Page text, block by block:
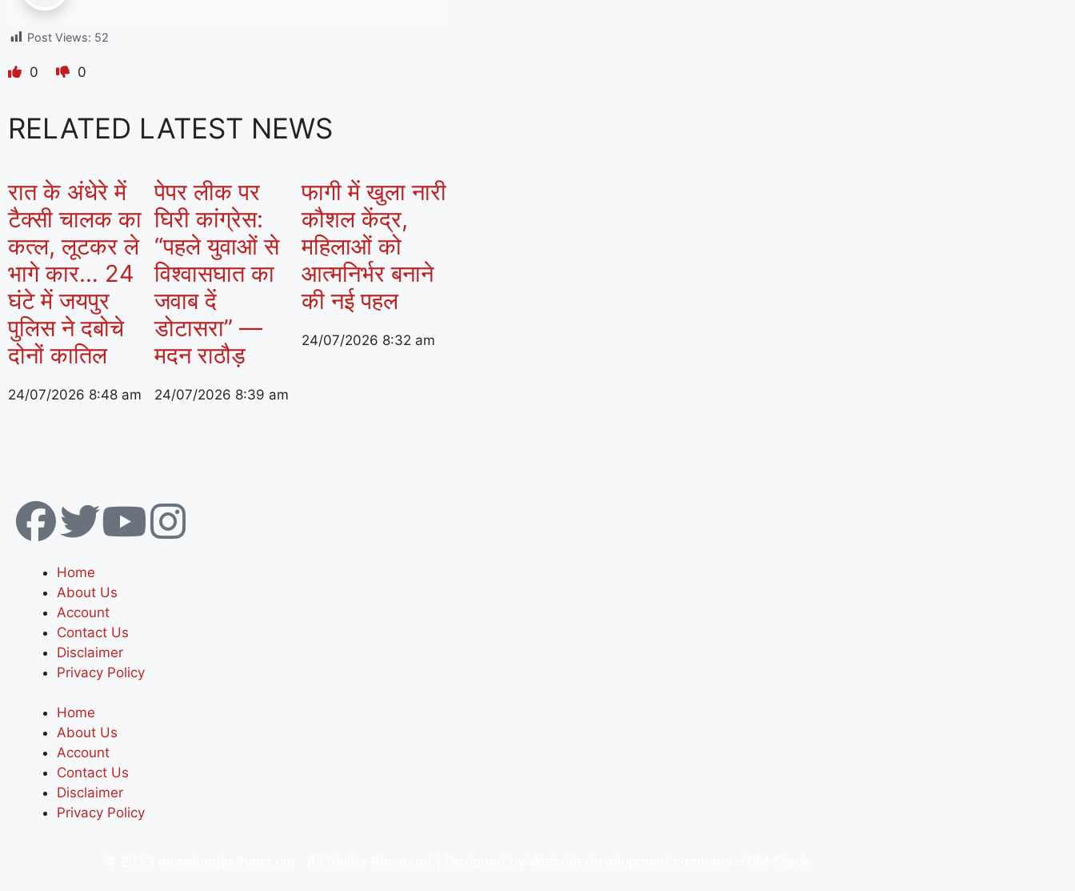
Post Views: 52
0 0
RELATED LATEST NEWS
रात के अंधेरे में
टैक्सी चालक का
कत्ल, लूटकर ले
भागे कार… 24
घंटे में जयपुर
पुलिस ने दबोचे
दोनों कातिल
24/07/2026 8:48 am
पेपर लीक पर
घिरी कांग्रेस:
“पहले युवाओं से
विश्वासघात का
जवाब दें
डोटासरा” —
मदन राठौड़
24/07/2026 8:39 am
फागी में खुला नारी
कौशल केंद्र,
महिलाओं को
आत्मनिर्भर बनाने
की नई पहल
24/07/2026 8:32 am
Home
About Us
Account
Contact Us
Disclaimer
Privacy Policy
Home
About Us
Account
Contact Us
Disclaimer
Privacy Policy